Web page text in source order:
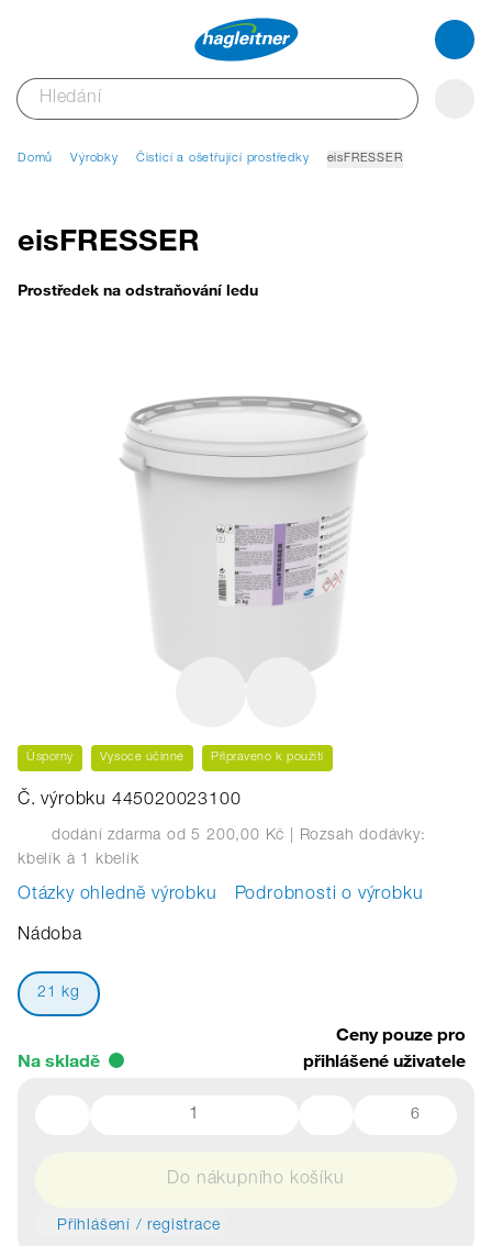
Domů Výrobky Čisticí a ošetřující prostředky eisFRESSER
eisFRESSER
Prostředek na odstraňování ledu
Úsporný Vysoce účinné Připraveno k použití
Č. výrobku 445020023100
dodání zdarma od 5 200,00 Kč | Rozsah dodávky:
kbelík à 1 kbelík
Otázky ohledně výrobku Podrobnosti o výrobku
Nádoba
21 kg
Na skladě
Ceny pouze pro
přihlášené uživatele
6
Do nákupního košíku
Přihlášení / registrace